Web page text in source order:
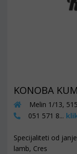
KONOBA
Melin 1/13,
051 571 8...
Specijaliteti od
lamb, Cres